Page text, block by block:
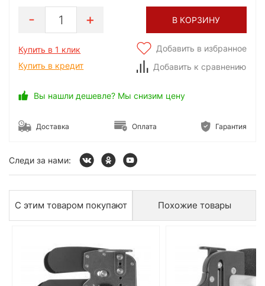
1 В КОРЗИНУ
Купить в 1 клик
Купить в кредит
Добавить в избранное
Добавить к сравнению
Вы нашли дешевле? Мы снизим цену
Доставка Оплата Гарантия
Следи за нами:
С этим товаром покупают Похожие товары